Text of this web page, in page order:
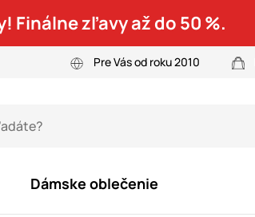
Finálne zľavy až do 50 %.
Pre Vás od roku 2010
Dámske oblečenie